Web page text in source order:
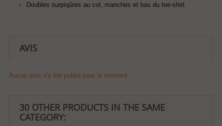
Doubles surpiqûres au col, manches et bas du tee-shirt
AVIS
Aucun avis n'a été publié pour le moment.
30 OTHER PRODUCTS IN THE SAME
CATEGORY: